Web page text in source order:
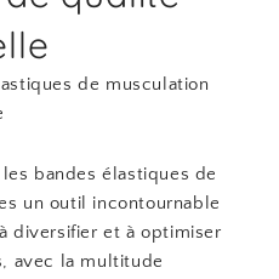
de musculation
bandes élastiques de
un outil incontournable
diversifier et à optimiser
avec la multitude